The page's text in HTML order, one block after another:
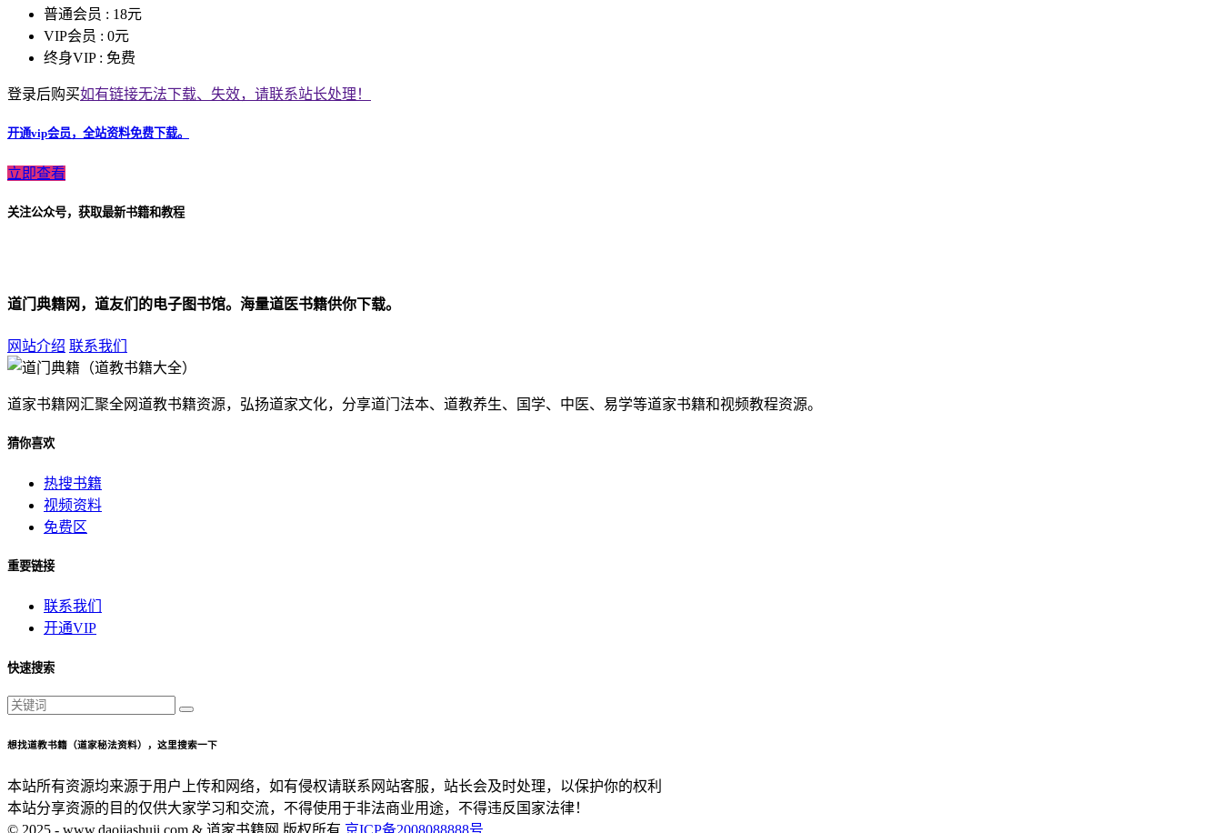
普通会员 : 18元
VIP会员 : 0元
终身VIP : 免费
登录后购买如有链接无法下载、失效，请联系站长处理！
开通vip会员，全站资料免费下载。
立即查看
关注公众号，获取最新书籍和教程
道门典籍网，道友们的电子图书馆。海量道医书籍供你下载。
网站介绍 联系我们
道家书籍网汇聚全网道教书籍资源，弘扬道家文化，分享道门法本、道教养生、国学、中医、易学等道家书籍和视频教程资源。
猜你喜欢
热搜书籍
视频资料
免费区
重要链接
联系我们
开通VIP
快速搜索
想找道教书籍（道家秘法资料），这里搜索一下
本站所有资源均来源于用户上传和网络，如有侵权请联系网站客服，站长会及时处理，以保护你的权利
本站分享资源的目的仅供大家学习和交流，不得使用于非法商业用途，不得违反国家法律！
© 2025 - www.daojiashuji.com & 道家书籍网 版权所有 京ICP备2008088888号